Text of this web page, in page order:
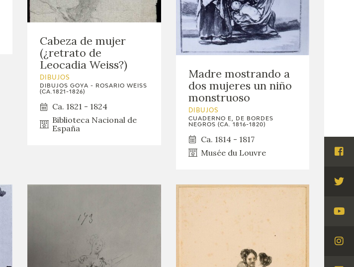
Cabeza de mujer
(¿retrato de
Leocadia Weiss?)
DIBUJOS
DIBUJOS GOYA - ROSARIO WEISS
(CA.1821-1826)
Ca. 1821 - 1824
Biblioteca Nacional de
España
Madre mostrando a
dos mujeres un niño
monstruoso
DIBUJOS
CUADERNO E, DE BORDES
NEGROS (CA. 1816-1820)
Ca. 1814 - 1817
Musée du Louvre